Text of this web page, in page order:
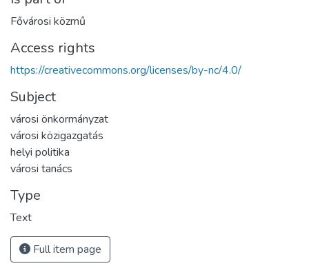
Fővárosi közmű
Access rights
https://creativecommons.org/licenses/by-nc/4.0/
Subject
városi önkormányzat
városi közigazgatás
helyi politika
városi tanács
Type
Text
Full item page